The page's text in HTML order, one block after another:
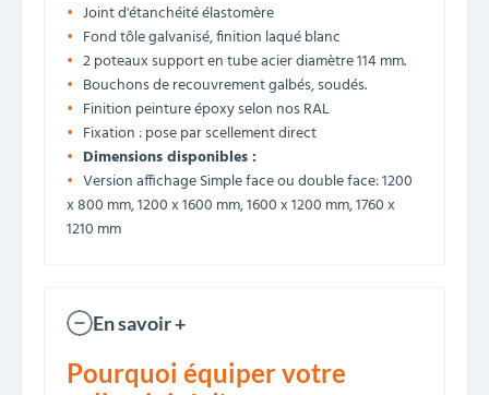
Joint d'étanchéité élastomère
Fond tôle galvanisé, finition laqué blanc
2 poteaux support en tube acier diamètre 114 mm.
Bouchons de recouvrement galbés, soudés.
Finition peinture époxy selon nos RAL
Fixation : pose par scellement direct
Dimensions disponibles :
Version affichage Simple face ou double face: 1200
x 800 mm, 1200 x 1600 mm, 1600 x 1200 mm, 1760 x
1210 mm
En savoir +
Pourquoi équiper votre